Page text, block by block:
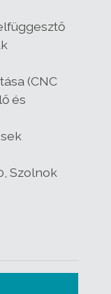
(CNC
és
Szolnok